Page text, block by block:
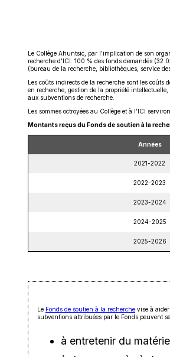
Le Collège Ahuntsic, par l’implication de son
recherche d'ICI. 100 % des fonds demandés (32
(bureau de la recherche, bibliothèques, service
Les coûts indirects de la recherche sont les
en recherche, gestion de la propriété
aux subventions de recherche.
Les sommes octroyées au Collège et à l’ICI
Montants reçus du Fonds de soutien à la
Années
2021-2022
2022-2023
2023-2024
2024-2025
2025-2026
Le Fonds de soutien à la rechercheCe
lien
une
fenêtre
vise à
subventions attribuées par le Fonds peuvent
à entretenir du